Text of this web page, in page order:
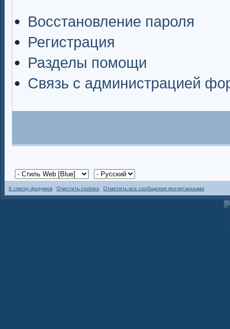
Восстановление пароля
Регистрация
Разделы помощи
Связь с администрацией
К списку форумов Очистить cookies Отметить все сообщения прочитанными